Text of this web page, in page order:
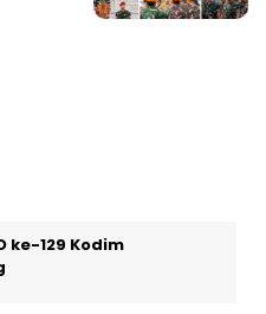
ke-129 Kodim